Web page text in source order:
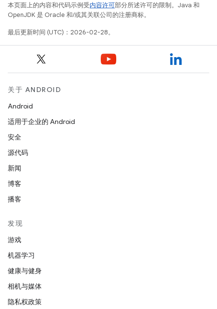
本页面上的内容和代码示例受内容许可部分所述许可的限制。Java 和
OpenJDK 是 Oracle 和/或其关联公司的注册商标。
最后更新时间 (UTC)：2026-02-28。
关于 ANDROID
Android
适用于企业的 Android
安全
源代码
新闻
博客
播客
发现
游戏
机器学习
健康与健身
相机与媒体
隐私权政策